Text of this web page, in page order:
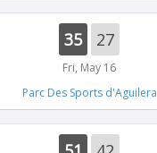
35 27
Fri, May 16
Parc Des Sports d'Aguilera